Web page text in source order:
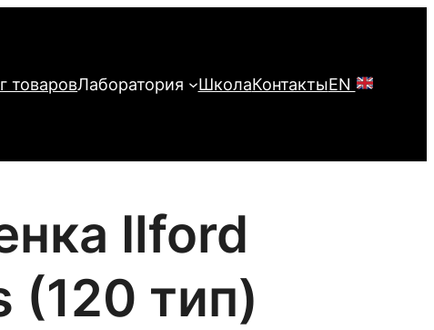
товаровЛаборатория ШколаКонтактыEN
Ilford
(120 тип)